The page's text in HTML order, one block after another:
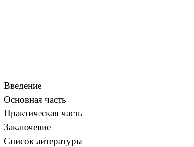
Введение
Основная часть
Практическая часть
Заключение
Список литературы